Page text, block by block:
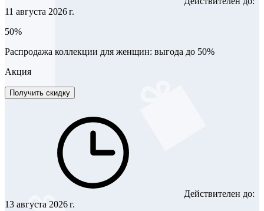
11 августа 2026 г.
50%
Распродажа коллекции для женщин: выгода до 50%
Акция
Получить скидку
Действителен до:
13 августа 2026 г.